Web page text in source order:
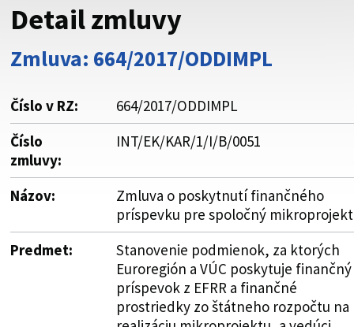
Buďte pozorní a vždy sa uistite, že zdieľate informácie iba
cez zabezpečenú webovú stránku. Zabezpečená stránka
vždy začína https:// pred názvom domény webového sídla.
Detail zmluvy
Zmluva: 664/2017/ODDIMPL
Číslo v RZ:
664/2017/ODDIMPL
Číslo
zmluvy:
INT/EK/KAR/1/I/B/0051
Názov:
Zmluva o poskytnutí finančného
príspevku pre spoločný mikroprojekt
Predmet:
Stanovenie podmienok, za ktorých
Euroregión a VÚC poskytuje finančný
príspevok z EFRR a finančné
prostriedky zo štátneho rozpočtu na